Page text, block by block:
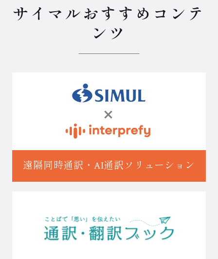
サイマルおすすめコンテ
ンツ
遠隔同時通訳・ AI通訳ソリューション